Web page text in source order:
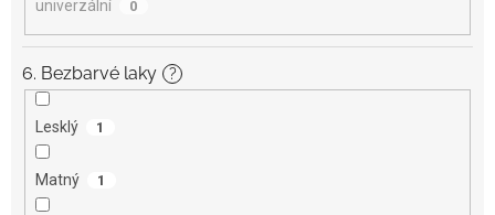
univerzální 0
6. Bezbarvé laky ?
Lesklý 1
Matný 1